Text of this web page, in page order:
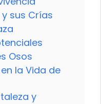
sus Crías
Osos
la Vida de
y